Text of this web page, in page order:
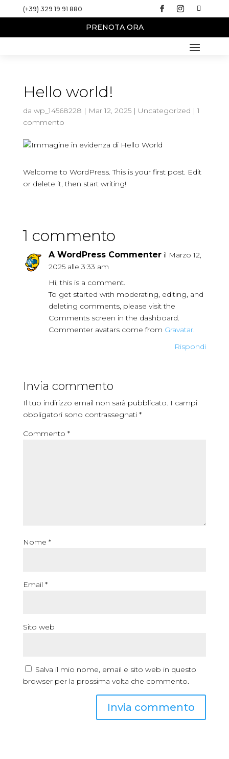
(+39) 329 19 91 880
PRENOTA ORA
Hello world!
da wp_14568228 | Mar 12, 2025| Uncategorized |1
commento
Welcome to WordPress. This is your first post. Edit
or delete it, then start writing!
1 commento
A WordPress Commenter il Marzo 12,
2025 alle 3:33 am
Hi, this is a comment.
To get started with moderating, editing, and
deleting comments, please visit the
Comments screen in the dashboard.
Commenter avatars come from Gravatar.
Rispondi
Invia commento
Il tuo indirizzo email non sarà pubblicato. I campi
obbligatori sono contrassegnati *
Commento *
Nome *
Email *
Sito web
Salva il mio nome, email e sito web in questo
browser per la prossima volta che commento.